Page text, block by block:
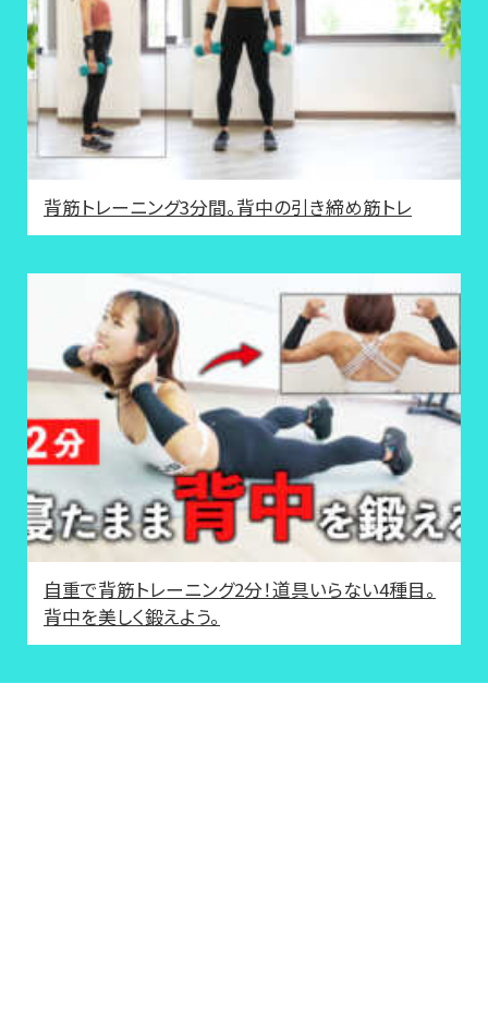
背筋トレーニング3分間。背中の引き締め筋トレ
自重で背筋トレーニング2分！道具いらない4種目。
背中を美しく鍛えよう。